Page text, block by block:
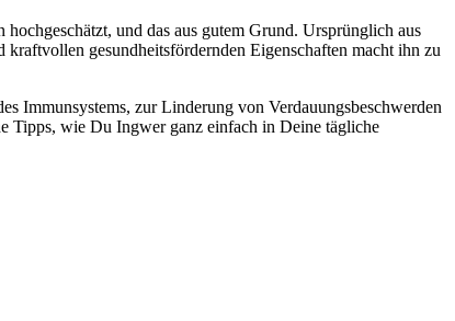
und das aus gutem Grund. Ursprünglich aus
gesundheitsfördernden Eigenschaften macht ihn zu
Immunsystems, zur Linderung von Verdauungsbeschwerden
Tipps, wie Du Ingwer ganz einfach in Deine tägliche